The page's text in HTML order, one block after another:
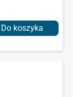
Do koszyka